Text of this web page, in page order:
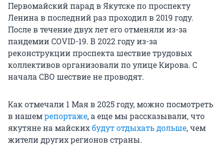
Первомайский парад в Якутске по проспекту
Ленина в последний раз проходил в2019 году.
После в течение двух лет его отменяли из-за
пандемии COVID-19. В 2022 годуиз-за
реконструкции проспекта шествие трудовых
коллективов организовали по улице Кирова. С
начала СВО шествие не проводят.
Как отмечали 1 Мая в 2025 году, можно посмотреть
в нашемрепортаже, а еще мы рассказывали, что
якутяне на майскихбудут отдыхать дольше, чем
жители других регионов страны.